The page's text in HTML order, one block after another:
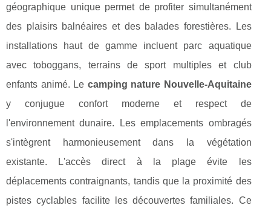
géographique unique permet de profiter simultanément
des plaisirs balnéaires et des balades forestières. Les
installations haut de gamme incluent parc aquatique
avec toboggans, terrains de sport multiples et club
enfants animé. Le camping nature Nouvelle-Aquitaine
y conjugue confort moderne et respect de
l'environnement dunaire. Les emplacements ombragés
s'intègrent harmonieusement dans la végétation
existante. L'accès direct à la plage évite les
déplacements contraignants, tandis que la proximité des
pistes cyclables facilite les découvertes familiales. Ce